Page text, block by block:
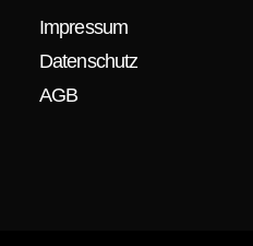
Impressum
Datenschutz
AGB